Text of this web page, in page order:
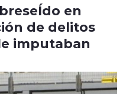
en
de delitos
imputaban